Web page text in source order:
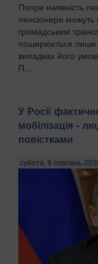
Попри наявність
пенсіонери можуть
громадським
поширюється лише
випадках його
П...
У Росії
мобілізація -
повістками
субота, 8 серпень